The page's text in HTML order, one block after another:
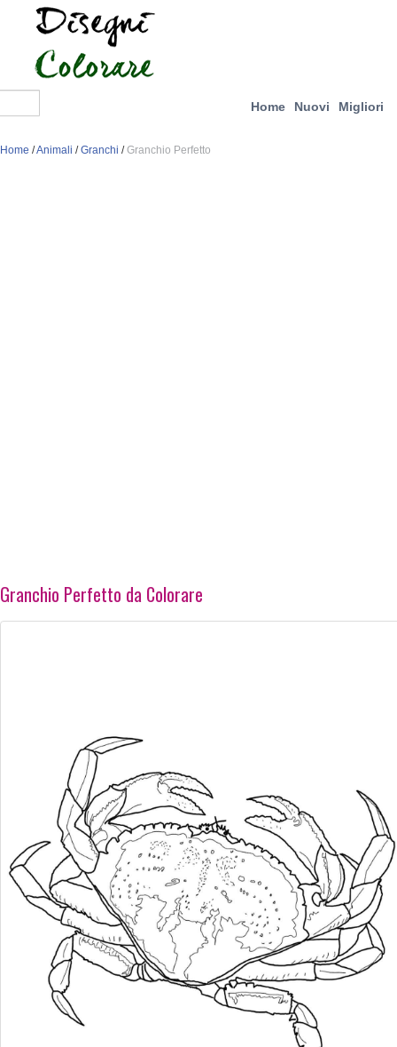
Home Nuovi Migliori
Home /Animali /Granchi /Granchio Perfetto
Granchio Perfetto da Colorare